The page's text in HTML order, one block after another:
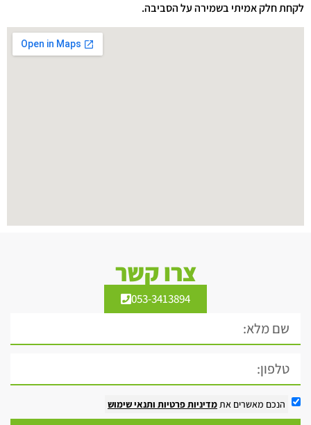
לקחת חלק אמיתי בשמירה על הסביבה.
צרו קשר
053-3413894
הנכם מאשרים אתמדיניות פרטיות ותנאי שימוש